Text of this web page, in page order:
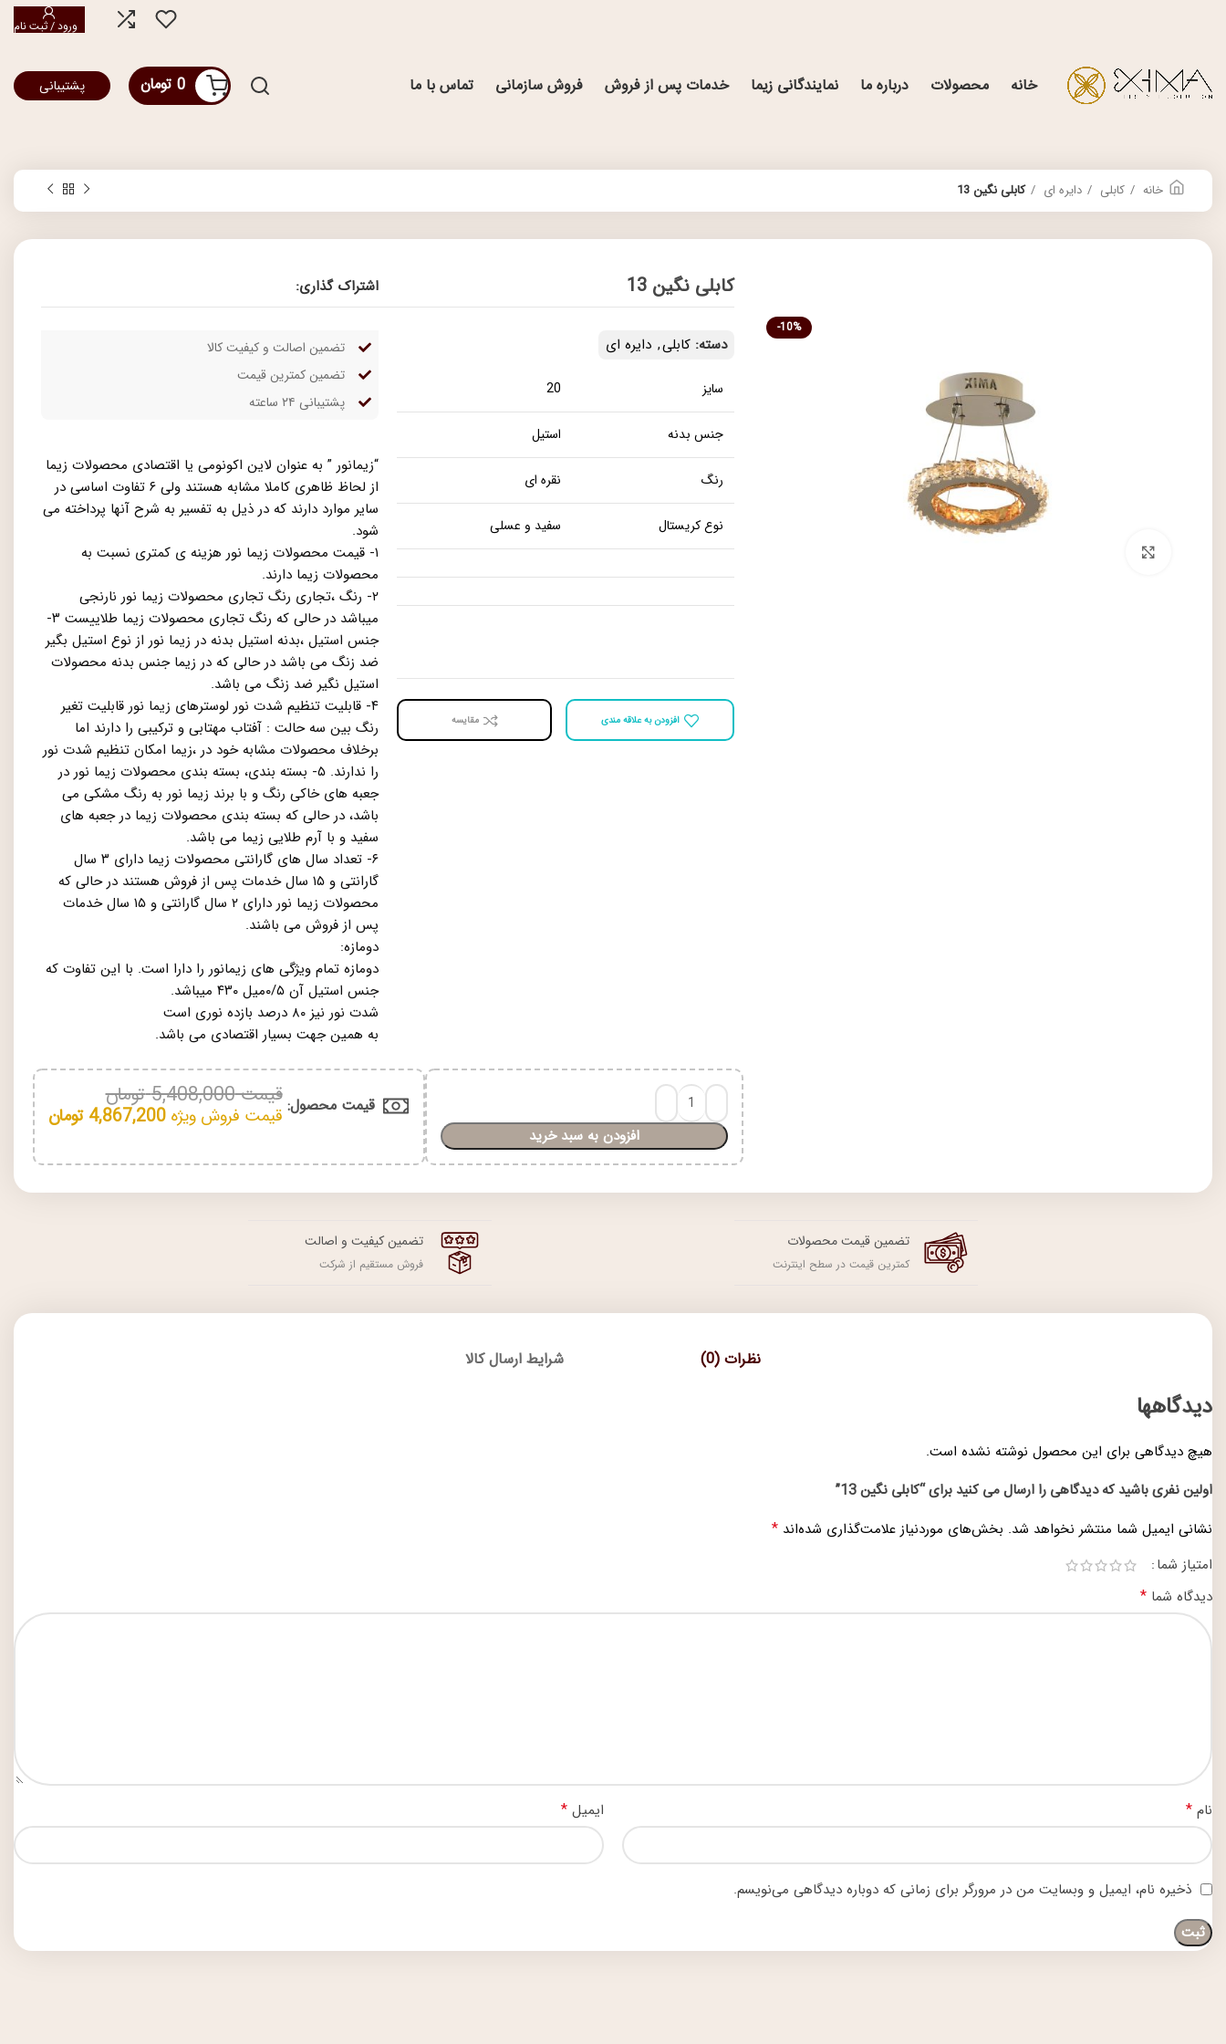
ورود / ثبت نام
خانه محصولات درباره ما نمایندگانی زیما خدمات پس از فروش فروش سازمانی تماس با ما 0 تومان پشتیبانی
خانه کابلی دایره ای کابلی نگین 13
-10%
کابلی نگین 13 اشتراک گذاری:
دسته: کابلی, دایره ای
سایز 20
جنس بدنه استیل
رنگ نقره ای
نوع کریستال سفید و عسلی
افزودن به علاقه مندی مقايسه
تضمین اصالت و کیفیت کالا
تضمین کمترین قیمت
پشتیبانی ۲۴ ساعته
“زیمانور ” به عنوان لاین اکونومی یا اقتصادی محصولات زیما
از لحاظ ظاهری کاملا مشابه هستند ولی ۶ تفاوت اساسی در
سایر موارد دارند که در ذیل به تفسیر به شرح آنها پرداخته می
شود.
۱- قیمت محصولات زیما نور هزینه ی کمتری نسبت به
محصولات زیما دارند.
۲- رنگ ،تجاری رنگ تجاری محصولات زیما نور نارنجی
میباشد در حالی که رنگ تجاری محصولات زیما طلاییست ۳-
جنس استیل ،بدنه استیل بدنه در زیما نور از نوع استیل بگیر
ضد زنگ می باشد در حالی که در زیما جنس بدنه محصولات
استیل نگیر ضد زنگ می باشد.
۴- قابلیت تنظیم شدت نور لوسترهای زیما نور قابلیت تغیر
رنگ بین سه حالت : آفتاب مهتابی و ترکیبی را دارند اما
برخلاف محصولات مشابه خود در ،زیما امکان تنظیم شدت نور
را ندارند. ۵- بسته بندی، بسته بندی محصولات زیما نور در
جعبه های خاکی رنگ و با برند زیما نور به رنگ مشکی می
باشد، در حالی که بسته بندی محصولات زیما در جعبه های
سفید و با آرم طلایی زیما می باشد.
۶- تعداد سال های گارانتی محصولات زیما دارای ۳ سال
گارانتی و ۱۵ سال خدمات پس از فروش هستند در حالی که
محصولات زیما نور دارای ۲ سال گارانتی و ۱۵ سال خدمات
پس از فروش می باشند.
دومازه:
دومازه تمام ویژگی های زیمانور را دارا است. با این تفاوت که
جنس استیل آن ۰/۵میل ۴۳۰ میباشد.
شدت نور نیز ۸۰ درصد بازده نوری است
به همین جهت بسیار اقتصادی می باشد.
افزودن به سبد خرید
قیمت محصول:​ قیمت5,408,000تومان
قیمت فروش ویژه4,867,200 تومان
تضمین قیمت محصولات
کمترین قیمت در سطح اینترنت
تضمین کیفیت و اصالت
فروش مستقیم از شرکت
نظرات (0) شرایط ارسال کالا
دیدگاهها
هیچ دیدگاهی برای این محصول نوشته نشده است.
اولین نفری باشید که دیدگاهی را ارسال می کنید برای “کابلی نگین 13”
نشانی ایمیل شما منتشر نخواهد شد. بخش‌های موردنیاز علامت‌گذاری شده‌اند *
امتیاز شما
دیدگاه شما *
نام * ایمیل *
ذخیره نام، ایمیل و وبسایت من در مرورگر برای زمانی که دوباره دیدگاهی می‌نویسم.